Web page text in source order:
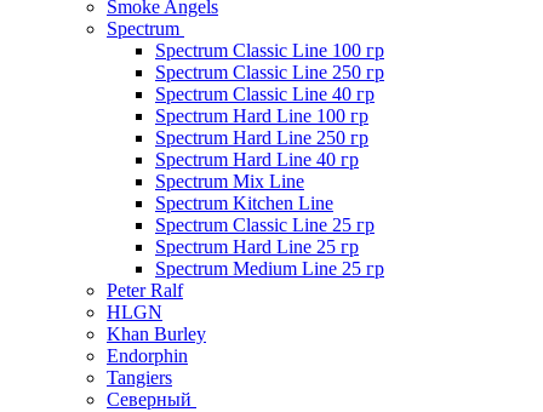
Smoke Angels
Spectrum
Spectrum Classic Line 100 гр
Spectrum Classic Line 250 гр
Spectrum Classic Line 40 гр
Spectrum Hard Line 100 гр
Spectrum Hard Line 250 гр
Spectrum Hard Line 40 гр
Spectrum Mix Line
Spectrum Kitchen Line
Spectrum Classic Line 25 гр
Spectrum Hard Line 25 гр
Spectrum Medium Line 25 гр
Peter Ralf
HLGN
Khan Burley
Endorphin
Tangiers
Северный